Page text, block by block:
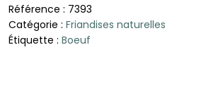
Référence : 7393
Catégorie : Friandises naturelles
Étiquette : Boeuf